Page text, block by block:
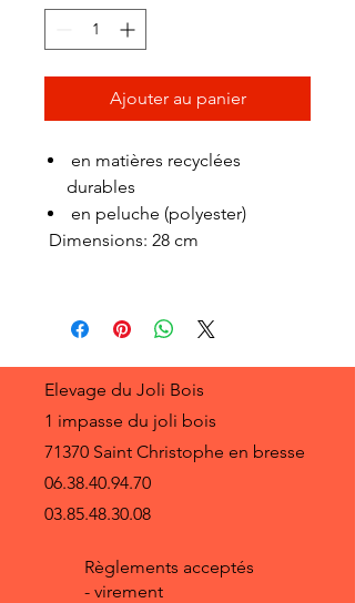
Ajouter au panier
en matières recyclées
durables
en peluche (polyester)
Dimensions: 28 cm
Elevage du Joli Bois
1 impasse du joli bois
71370 Saint Christophe en bresse
06.38.40.94.70
03.85.48.30.08
Règlements acceptés
- virement